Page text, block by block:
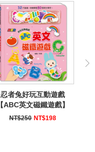
忍者兔好玩互動遊戲
【ABC英文磁鐵遊戲】
NT$250 NT$198